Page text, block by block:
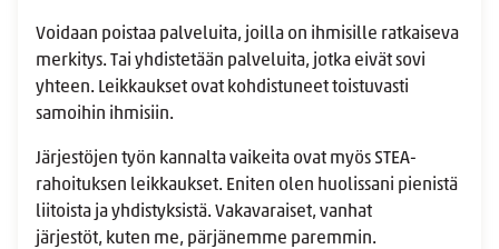
Voidaan poistaa palveluita, joilla on ihmisille ratkaiseva
merkitys. Tai yhdistetään palveluita, jotka eivät sovi
yhteen. Leikkaukset ovat kohdistuneet toistuvasti
samoihin ihmisiin.
Järjestöjen työn kannalta vaikeita ovat myös STEA-
rahoituksen leikkaukset. Eniten olen huolissani pienistä
liitoista ja yhdistyksistä. Vakavaraiset, vanhat
järjestöt, kuten me, pärjänemme paremmin.